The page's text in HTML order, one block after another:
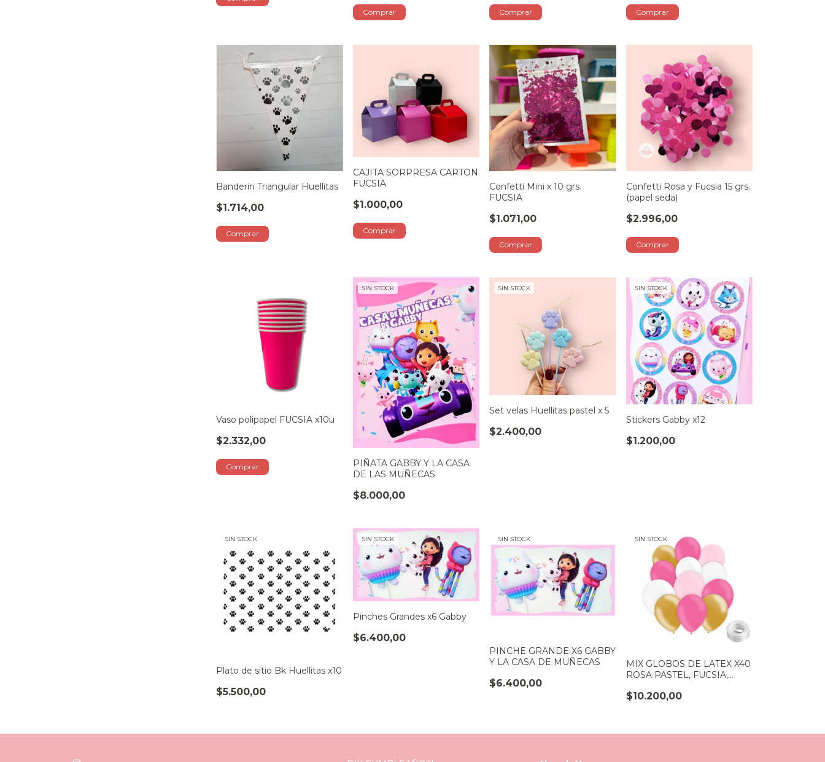
Banderin Triangular Huellitas
$1.714,00
CAJITA SORPRESA CARTON
FUCSIA
$1.000,00
Confetti Mini x 10 grs.
FUCSIA
$1.071,00
Confetti Rosa y Fucsia 15 grs.
(papel seda)
$2.996,00
Vaso polipapel FUCSIA x10u
$2.332,00
SIN STOCK
PIÑATA GABBY Y LA CASA
DE LAS MUÑECAS
$8.000,00
SIN STOCK
Set velas Huellitas pastel x 5
$2.400,00
SIN STOCK
Stickers Gabby x12
$1.200,00
SIN STOCK
Plato de sitio Bk Huellitas x10
$5.500,00
SIN STOCK
Pinches Grandes x6 Gabby
$6.400,00
SIN STOCK
PINCHE GRANDE X6 GABBY
Y LA CASA DE MUÑECAS
$6.400,00
SIN STOCK
MIX GLOBOS DE LATEX X40
ROSA PASTEL, FUCSIA,
$10.200,00